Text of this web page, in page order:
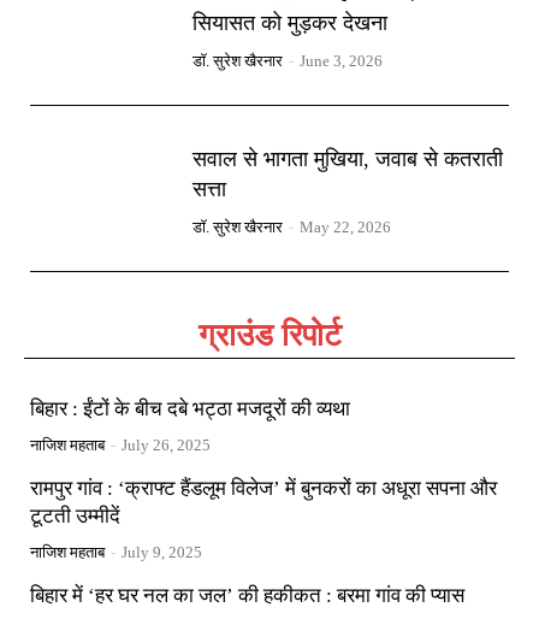
सियासत को मुड़कर देखना
डॉ. सुरेश खैरनार - June 3, 2026
सवाल से भागता मुखिया, जवाब से कतराती
सत्ता
डॉ. सुरेश खैरनार - May 22, 2026
ग्राउंड रिपोर्ट
बिहार : ईंटों के बीच दबे भट्ठा मजदूरों की व्यथा
नाजिश महताब - July 26, 2025
रामपुर गांव : ‘क्राफ्ट हैंडलूम विलेज’ में बुनकरों का अधूरा सपना और
टूटती उम्मीदें
नाजिश महताब - July 9, 2025
बिहार में ‘हर घर नल का जल’ की हकीकत : बरमा गांव की प्यास